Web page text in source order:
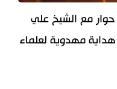
حوار مع الشيخ علي
مهدوية لعلماء